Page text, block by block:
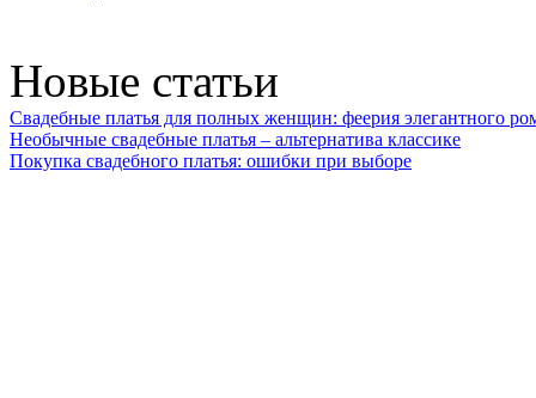
Новые статьи
Свадебные платья для полных женщин: феерия элегантного
Необычные свадебные платья – альтернатива классике
Покупка свадебного платья: ошибки при выборе